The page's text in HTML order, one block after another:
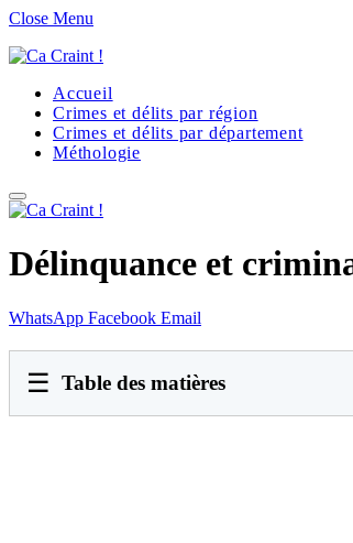
Close Menu
Accueil
Crimes et délits par région
Crimes et délits par département
Méthologie
Délinquance et
WhatsApp Facebook Email
☰ Table des matières